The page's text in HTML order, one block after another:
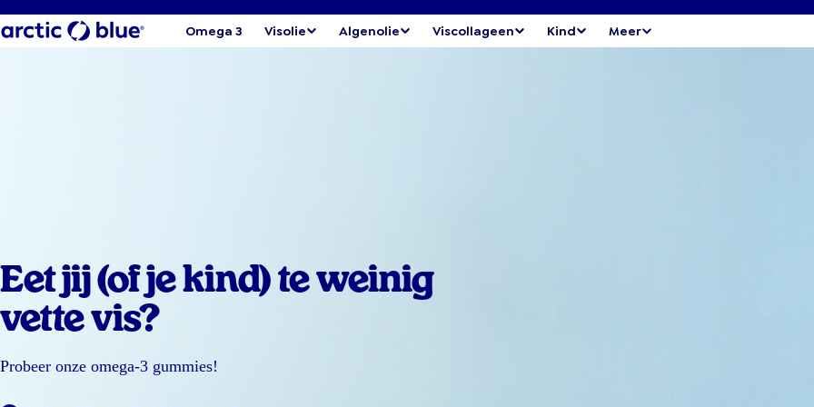
Omega 3 Visolie Algenolie Viscollageen Kind Meer
Eet jij (of je kind) te weinig
vette vis?
Probeer onze omega-3 gummies!